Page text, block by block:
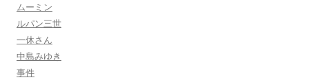
ムーミン
ルパン三世
一休さん
中島みゆき
事件